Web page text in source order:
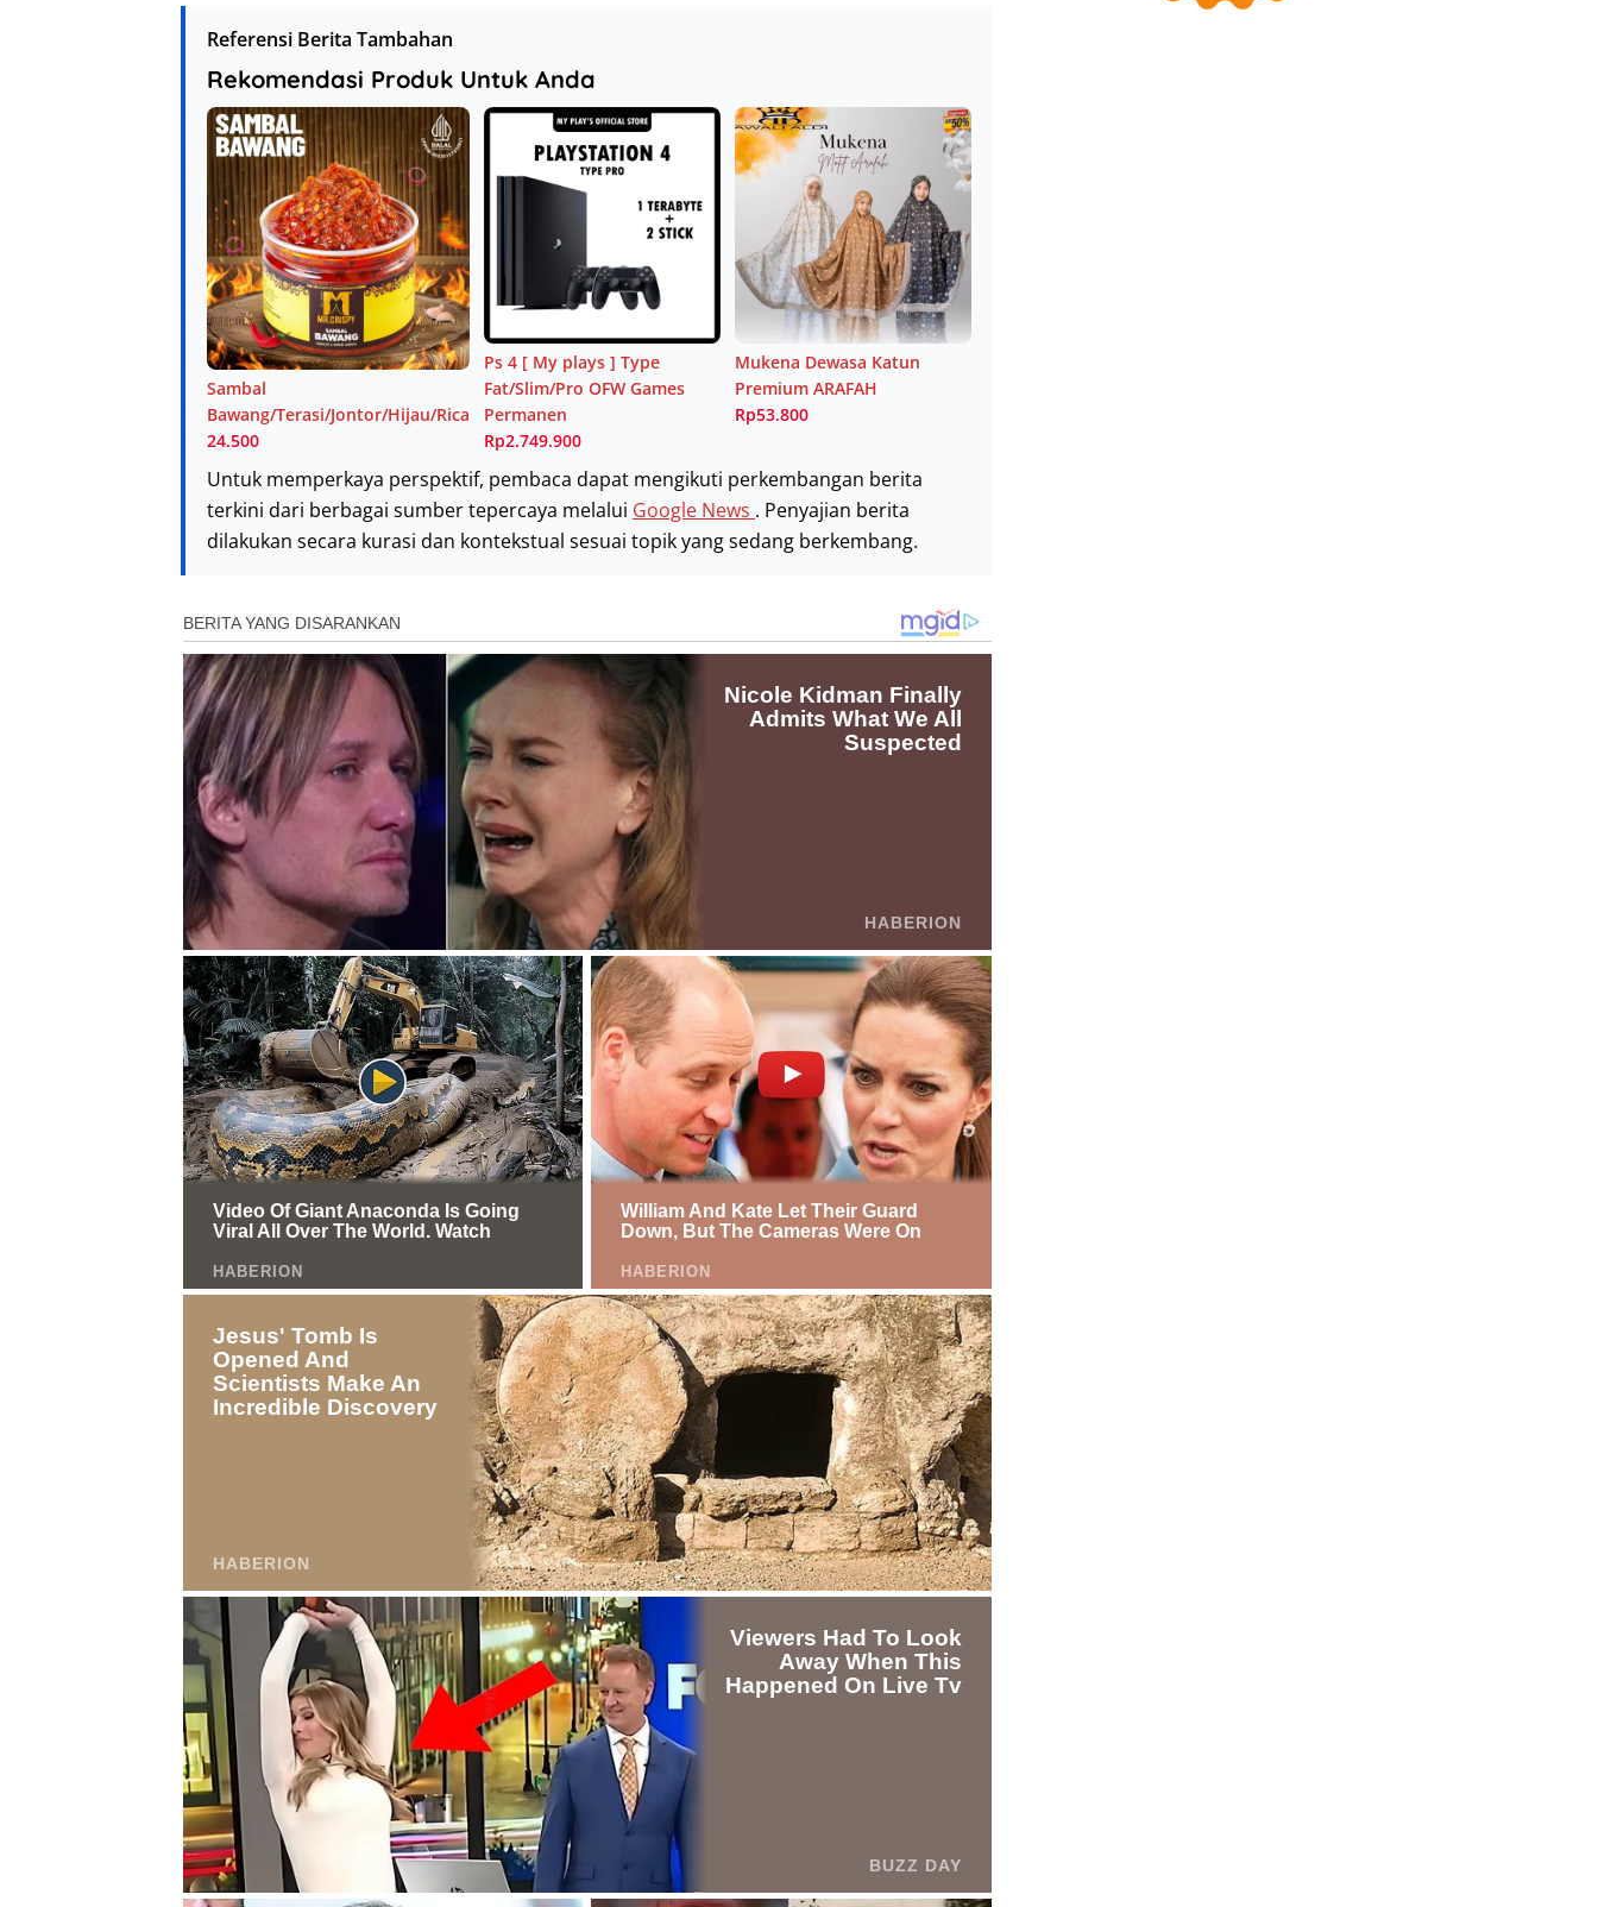
Referensi Berita Tambahan
Rekomendasi Produk Untuk Anda
Sambal
Bawang/Terasi/Jontor/Hijau/Rica
24.500
Ps 4 [ My plays ] Type
Fat/Slim/Pro OFW Games
Permanen
Rp2.749.900
Mukena Dewasa Katun
Premium ARAFAH
Rp53.800
Untuk memperkaya perspektif, pembaca dapat mengikuti perkembangan berita
terkini dari berbagai sumber tepercaya melalui Google News . Penyajian berita
dilakukan secara kurasi dan kontekstual sesuai topik yang sedang berkembang.